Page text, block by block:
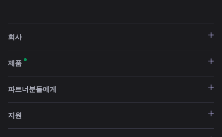
회사
제품
파트너분들에게
지원